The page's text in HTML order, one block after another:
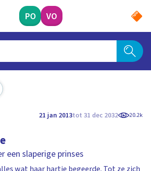
PO VO
21 jan 2013tot 31 dec 2032 20.2k
een slaperige prinses